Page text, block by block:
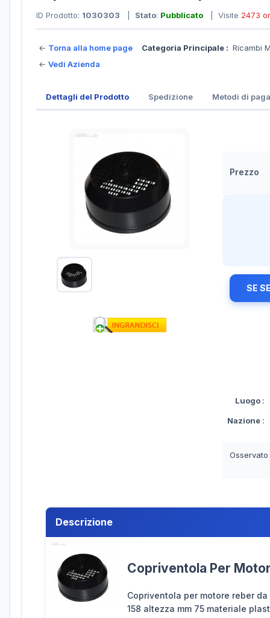
ID Prodotto: 1030303 Stato: Pubblicato | Visite 2473
← Torna alla home page
← Vedi Azienda
Categoria Principale : Ricambi
Dettagli del Prodotto Spedizione Metodi di
Prezzo
SE
Luogo :
Nazione :
Descrizione
Copriventola Per
Copriventola per motore reber
158 altezza mm 75 materiale